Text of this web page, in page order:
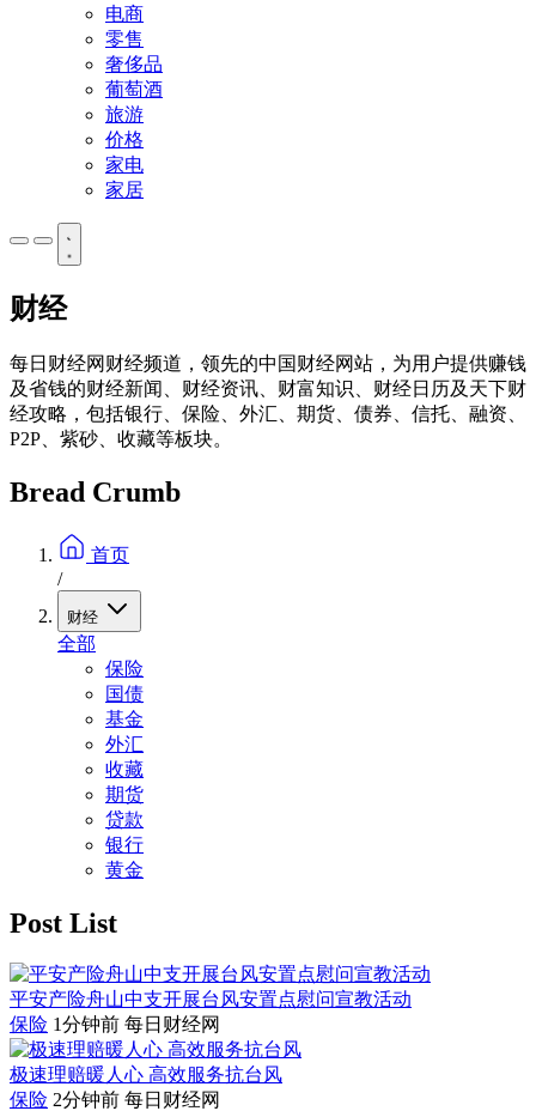
电商
零售
奢侈品
葡萄酒
旅游
价格
家电
家居
财经
每日财经网财经频道，领先的中国财经网站，为用户提供赚钱
及省钱的财经新闻、财经资讯、财富知识、财经日历及天下财
经攻略，包括银行、保险、外汇、期货、债券、信托、融资、
P2P、紫砂、收藏等板块。
Bread Crumb
首页
/
财经
全部
保险
国债
基金
外汇
收藏
期货
贷款
银行
黄金
Post List
平安产险舟山中支开展台风安置点慰问宣教活动
保险 1分钟前 每日财经网
极速理赔暖人心 高效服务抗台风
保险 2分钟前 每日财经网